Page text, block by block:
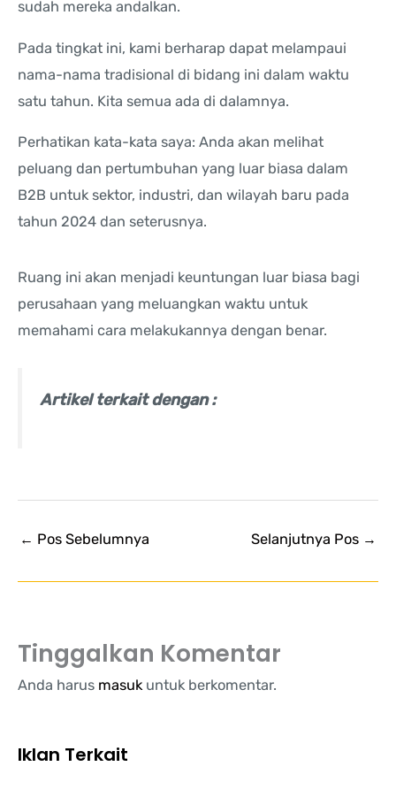
sudah mereka andalkan.
Pada tingkat ini, kami berharap dapat melampaui
nama-nama tradisional di bidang ini dalam waktu
satu tahun. Kita semua ada di dalamnya.
Perhatikan kata-kata saya: Anda akan melihat
peluang dan pertumbuhan yang luar biasa dalam
B2B untuk sektor, industri, dan wilayah baru pada
tahun 2024 dan seterusnya.
Ruang ini akan menjadi keuntungan luar biasa bagi
perusahaan yang meluangkan waktu untuk
memahami cara melakukannya dengan benar.
Artikel terkait dengan :
← Pos Sebelumnya Selanjutnya Pos →
Tinggalkan Komentar
Anda harus masukuntuk berkomentar.
Iklan Terkait